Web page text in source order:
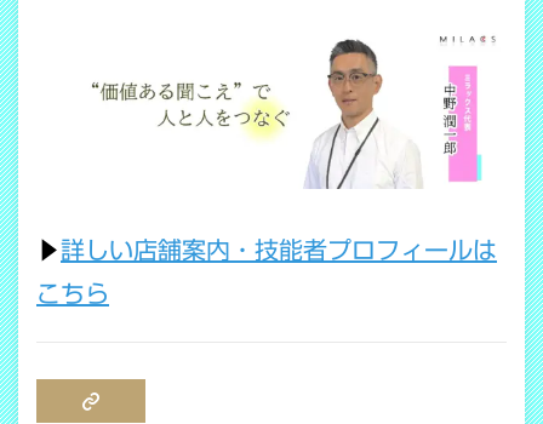
▶詳しい店舗案内・技能者プロフィールは
こちら